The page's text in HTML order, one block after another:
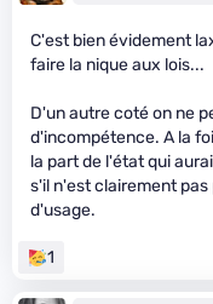
C'est bien évidement
faire la nique aux lois...
D'un autre coté on ne
d'incompétence. A la
la part de l'état qui
s'il n'est clairement
d'usage.
1